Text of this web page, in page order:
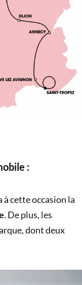
:
à cette occasion la
. De plus, les
dont deux